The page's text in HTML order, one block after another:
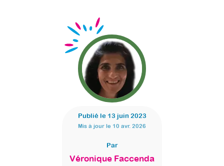
Publié le 13 juin 2023
Mis à jour le 10 avr. 2026
Par
Véronique Faccenda